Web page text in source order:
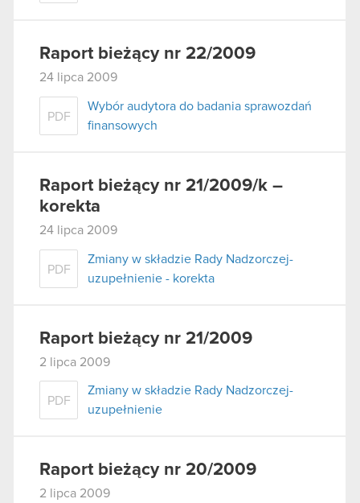
Raport bieżący nr 22/2009
24 lipca 2009
PDF
Wybór audytora do badania sprawozdań
finansowych
Raport bieżący nr 21/2009/k –
korekta
24 lipca 2009
PDF
Zmiany w składzie Rady Nadzorczej-
uzupełnienie - korekta
Raport bieżący nr 21/2009
2 lipca 2009
PDF
Zmiany w składzie Rady Nadzorczej-
uzupełnienie
Raport bieżący nr 20/2009
2 lipca 2009